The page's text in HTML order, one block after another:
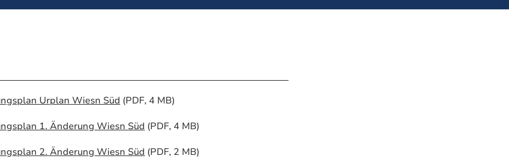
Urplan Wiesn Süd (PDF, 4 MB)
1. Änderung Wiesn Süd (PDF, 4 MB)
2. Änderung Wiesn Süd (PDF, 2 MB)